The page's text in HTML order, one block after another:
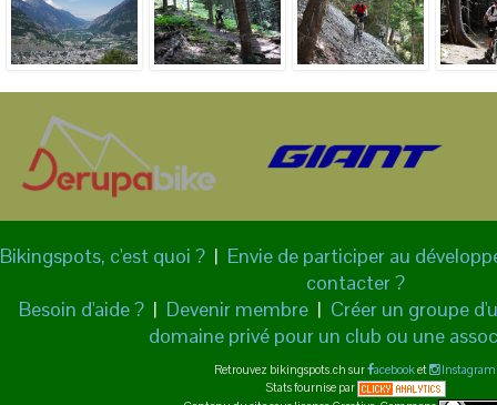
Bikingspots, c'est quoi ? | Envie de participer au
contacter ?
Besoin d'aide ?| Devenir membre| Créer un groupe
domaine privé pour un club ou une
Retrouvez bikingspots.ch sur acebooket
Instagram
Stats fournise par